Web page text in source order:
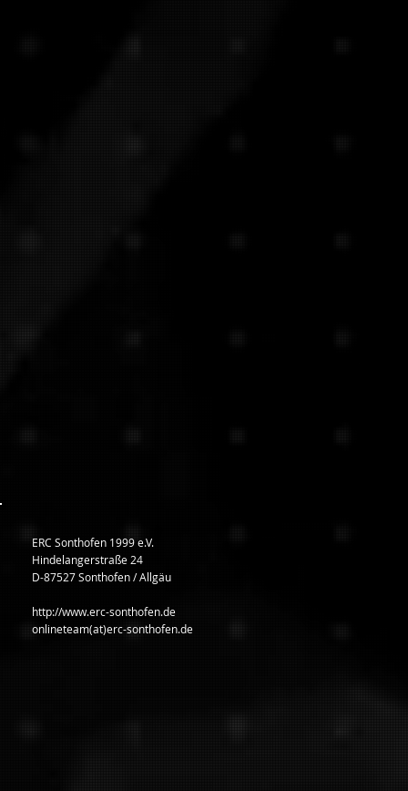
ERC Sonthofen 1999 e.V.
Hindelangerstraße 24
D-87527 Sonthofen / Allgäu
http://www.erc-sonthofen.de
onlineteam(at)erc-sonthofen.de